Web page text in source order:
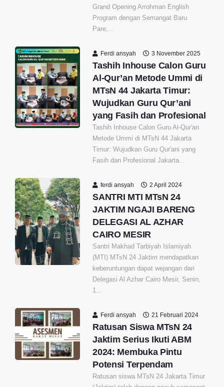
Grand Opening Arrohman English
Program dengan Semangat Baru
Pare,...
Ferdi ansyah 3 November 2025
Tashih Inhouse Calon Guru
Al-Qur’an Metode Ummi di
MTsN 44 Jakarta Timur:
Wujudkan Guru Qur’ani
yang Fasih dan Profesional
Tashih Inhouse Calon Guru Al-Qur'an
Metode Ummi di MTsN 44 Jakarta
Timur: Wujudkan Guru Qur'ani yang
Fasih dan Profesional Jakarta...
ferdi ansyah 2 April 2024
SANTRI MTI MTsN 24
JAKTIM NGAJI BARENG
DELEGASI AL AZHAR
CAIRO MESIR
Santri Makhad Tarbiyah Islamiyah
(MTI) MTsN 24 Jaktim mendapatkan
keberuntungan dapat wejangan dari
Delegasi Al Azhar Cairo Mesir, Senin,
1...
Ferdi ansyah 21 Februari 2024
Ratusan Siswa MTsN 24
Jaktim Serius Ikuti ABM
2024: Membuka Pintu
Potensi Terpendam
Ratusan siswa MTsN 24 Jakarta Timur